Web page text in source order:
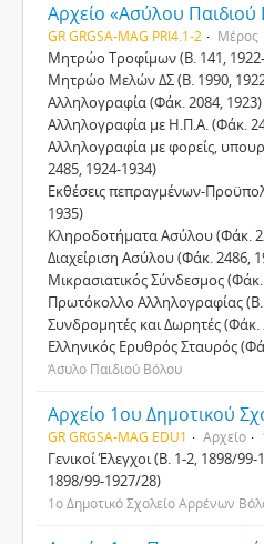
Αρχείο «Ασύλου
GR GRGSA-MAG PRI4.1-2 Μέρος
Μητρώο Τροφίμων (Β. 141,
Μητρώο Μελών ΔΣ (Β. 1990,
Αλληλογραφία (Φάκ. 2084, 1923)
Αλληλογραφία με Η.Π.Α. (Φάκ.
Αλληλογραφία με φορείς,
2485, 1924-1934)
Εκθέσεις πεπραγμένων-
1935)
Κληροδοτήματα Ασύλου (Φάκ.
Διαχείριση Ασύλου (Φάκ. 2486,
Μικρασιατικός Σύνδεσμος
Πρωτόκολλο Αλληλογραφίας (Β.
Συνδρομητές και Δωρητές (Φάκ.
Ελληνικός Ερυθρός Σταυρός
Άσυλο Παιδιού Βόλου
GR GRGSA-MAG EDU1 Αρχείο
Γενικοί Έλεγχοι (Β. 1-2, 1898/
1898/99-1927/28)
1ο Δημοτικό Σχολείο Αρρένων